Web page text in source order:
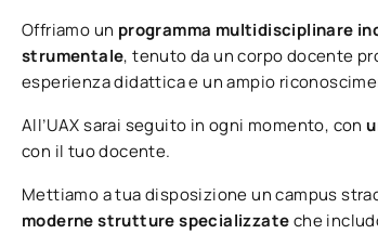
Offriamo un programma multidisciplinare
strumentale, tenuto da un corpo docente
esperienza didattica e un ampio
All’UAX sarai seguito in ogni momento, con
con il tuo docente.
Mettiamo a tua disposizione un campus
moderne strutture specializzateche